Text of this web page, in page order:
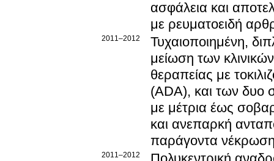
ασφάλεια και
με ρευματοειδή
2011–2012
Τυχαιοποιημένη,
μείωση των
θεραπείας με
(ADA), και των δυο
με μέτρια έως
και ανεπαρκή
παράγοντα
2011–2012